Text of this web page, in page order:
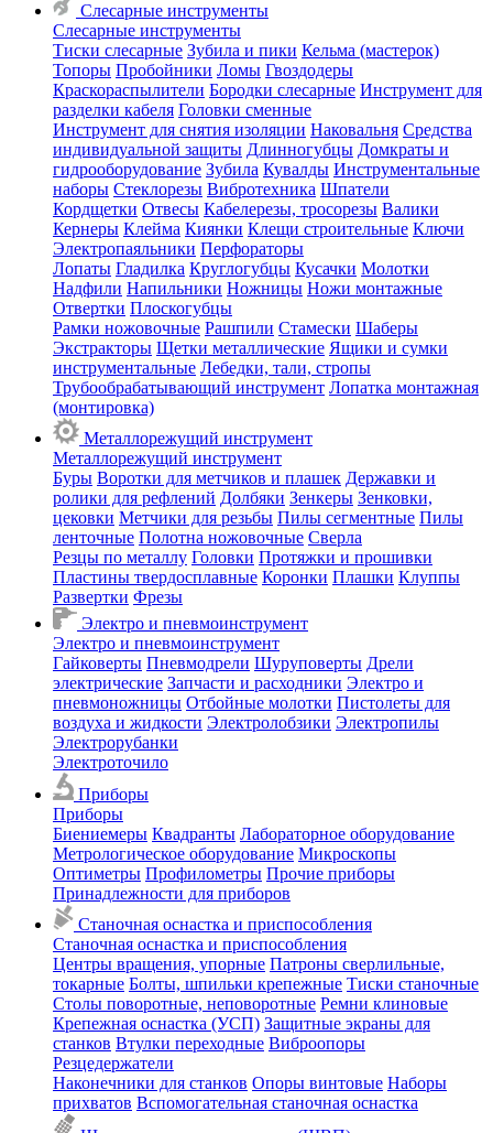
Слесарные инструменты
Слесарные инструменты
Тиски слесарные Зубила и пики Кельма (мастерок)
Топоры Пробойники Ломы Гвоздодеры
Краскораспылители Бородки слесарные Инструмент для
разделки кабеля Головки сменные
Инструмент для снятия изоляции Наковальня Средства
индивидуальной защиты Длинногубцы Домкраты и
гидрооборудование Зубила Кувалды Инструментальные
наборы Стеклорезы Вибротехника Шпатели
Кордщетки Отвесы Кабелерезы, тросорезы Валики
Кернеры Клейма Киянки Клещи строительные Ключи
Электропаяльники Перфораторы
Лопаты Гладилка Круглогубцы Кусачки Молотки
Надфили Напильники Ножницы Ножи монтажные
Отвертки Плоскогубцы
Рамки ножовочные Рашпили Стамески Шаберы
Экстракторы Щетки металлические Ящики и сумки
инструментальные Лебедки, тали, стропы
Трубообрабатывающий инструмент Лопатка монтажная
(монтировка)
Металлорежущий инструмент
Металлорежущий инструмент
Буры Воротки для метчиков и плашек Державки и
ролики для рефлений Долбяки Зенкеры Зенковки,
цековки Метчики для резьбы Пилы сегментные Пилы
ленточные Полотна ножовочные Сверла
Резцы по металлу Головки Протяжки и прошивки
Пластины твердосплавные Коронки Плашки Клуппы
Развертки Фрезы
Электро и пневмоинструмент
Электро и пневмоинструмент
Гайковерты Пневмодрели Шуруповерты Дрели
электрические Запчасти и расходники Электро и
пневмоножницы Отбойные молотки Пистолеты для
воздуха и жидкости Электролобзики Электропилы
Электрорубанки
Электроточило
Приборы
Приборы
Биениемеры Квадранты Лабораторное оборудование
Метрологическое оборудование Микроскопы
Оптиметры Профилометры Прочие приборы
Принадлежности для приборов
Станочная оснастка и приспособления
Станочная оснастка и приспособления
Центры вращения, упорные Патроны сверлильные,
токарные Болты, шпильки крепежные Тиски станочные
Столы поворотные, неповоротные Ремни клиновые
Крепежная оснастка (УСП) Защитные экраны для
станков Втулки переходные Виброопоры
Резцедержатели
Наконечники для станков Опоры винтовые Наборы
прихватов Вспомогательная станочная оснастка